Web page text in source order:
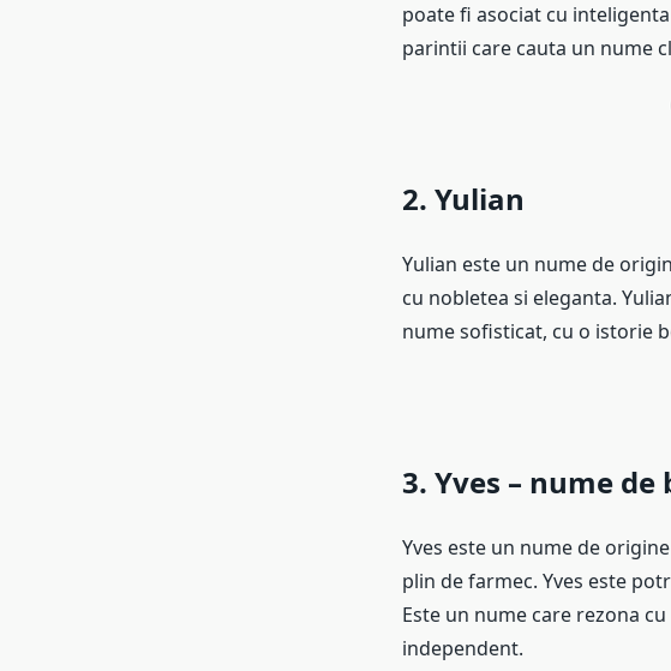
poate fi asociat cu
parintii care cauta un nume
2. Yulian
Yulian este un nume de
cu nobletea si eleganta.
nume sofisticat, cu o istorie
3. Yves – nume de
Yves este un nume de
plin de farmec. Yves este
Este un nume care rezona
independent.